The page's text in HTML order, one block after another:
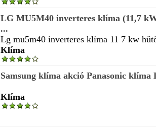
LG MU5M40 inverteres klíma (11,7
...
Lg mu5m40 inverteres klíma 11 7 kw
Klíma
Samsung klíma akció Panasonic
Klíma